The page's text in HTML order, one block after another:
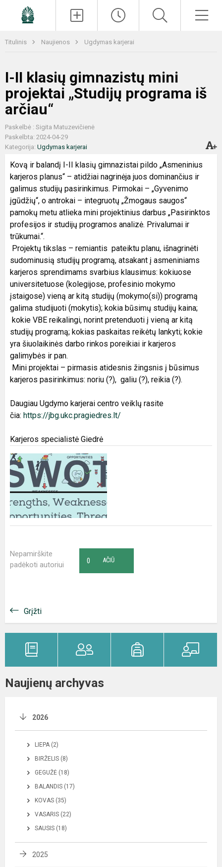
Titulinis Naujienos Ugdymas karjerai
I-II klasių gimnazistų mini
projektai „Studijų programa iš
arčiau“
Paskelbė : Sigita Matuzevičienė
Paskelbta: 2024-04-29
Kategorija: Ugdymas karjerai
Kovą ir balandį I-II klasių gimnazistai pildo „Asmeninius
karjeros planus“ – atidžiai nagrinėja juos dominančius ir
galimus studijų pasirinkimus. Pirmokai – „Gyvenimo
įgūdžių“, o antrokai – integruotų „Žmogaus saugos“
pamokų metu atlieka mini projektinius darbus „Pasirinktos
profesijos ir studijų programos analizė. Privalumai ir
trūkumai.“.
Projektų tikslas – remiantis pateiktu planu, išnagrinėti
sudominusią studijų programą, atsakant į asmeniniams
karjeros sprendimams svarbius klausimus: kokiuose
universitetuose (kolegijose, profesinio mokymo
įstaigose) vieną ar kitą studijų (mokymo(si)) programą
galima studijuoti (mokytis); kokia būsimų studijų kaina;
kokie VBE reikalingi, norint pretenduoti į vieną ar kitą
studijų programą; kokias paskaitas reikėtų lankyti; kokie
yra šiuolaikinės darbo rinkos poreikiai ir karjeros
galimybės ir pan.
Mini projektai – pirmasis atidesnis žingsnis į būsimus
karjeros pasirinkimus: noriu (?), galiu (?), reikia (?).
Daugiau Ugdymo karjerai centro veiklų rasite
čia: https://jbg.ukc.pragiedres.lt/
Karjeros specialistė Giedrė
Nepamirškite
padėkoti autoriui
AČIŪ
0
Grįžti
Naujienų archyvas
2026
LIEPA (2)
BIRŽELIS (8)
GEGUŽĖ (18)
BALANDIS (17)
KOVAS (35)
VASARIS (22)
SAUSIS (18)
2025